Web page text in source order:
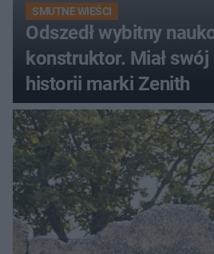
SMUTNE WIEŚCI
Odszedł wybitny
konstruktor. Miał swój
historii marki Zenith